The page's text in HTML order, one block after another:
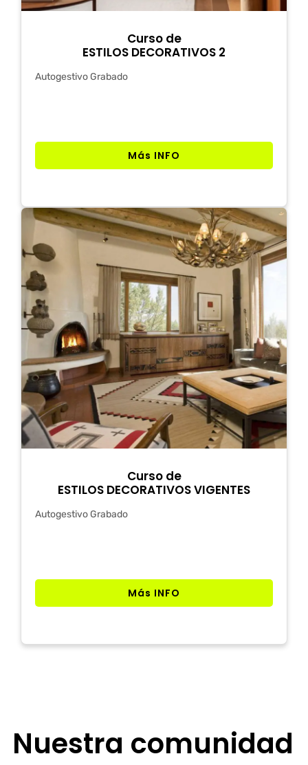
Curso de
ESTILOS DECORATIVOS 2
Autogestivo Grabado
Más INFO
Curso de
ESTILOS DECORATIVOS VIGENTES
Autogestivo Grabado
Más INFO
Nuestra comunidad